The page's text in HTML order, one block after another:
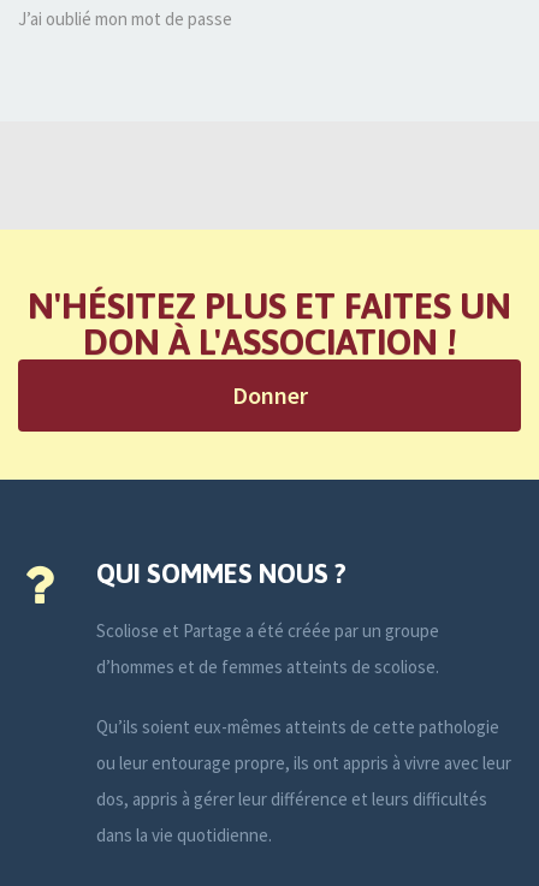
J’ai oublié mon mot de passe
N'HÉSITEZ PLUS ET FAITES UN
DON À L'ASSOCIATION !
Donner
QUI SOMMES NOUS ?
Scoliose et Partage a été créée par un groupe
d’hommes et de femmes atteints de scoliose.
Qu’ils soient eux-mêmes atteints de cette pathologie
ou leur entourage propre, ils ont appris à vivre avec leur
dos, appris à gérer leur différence et leurs difficultés
dans la vie quotidienne.